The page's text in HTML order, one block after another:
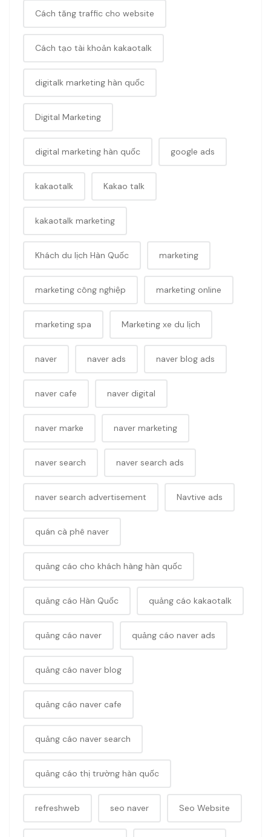
Cách tăng traffic cho website
Cách tạo tài khoản kakaotalk
digitalk marketing hàn quốc
Digital Marketing
digital marketing hàn quốc google ads
kakaotalk Kakao talk
kakaotalk marketing
Khách du lịch Hàn Quốc marketing
marketing công nghiệp marketing online
marketing spa Marketing xe du lịch
naver naver ads naver blog ads
naver cafe naver digital
naver marke naver marketing
naver search naver search ads
naver search advertisement Navtive ads
quán cà phê naver
quảng cáo cho khách hàng hàn quốc
quảng cáo Hàn Quốc quảng cáo kakaotalk
quảng cáo naver quảng cáo naver ads
quảng cáo naver blog
quảng cáo naver cafe
quảng cáo naver search
quảng cáo thị trường hàn quốc
refreshweb seo naver Seo Website